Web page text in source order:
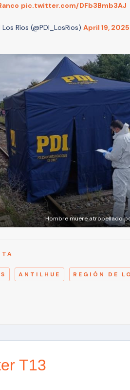
pic.twitter.com/DFb3Bmb3AJ
Los Ríos (@PDI_LosRios) April 19, 2025
Hombre muere atropellado
ANTILHUE REGIÓN DE
T13